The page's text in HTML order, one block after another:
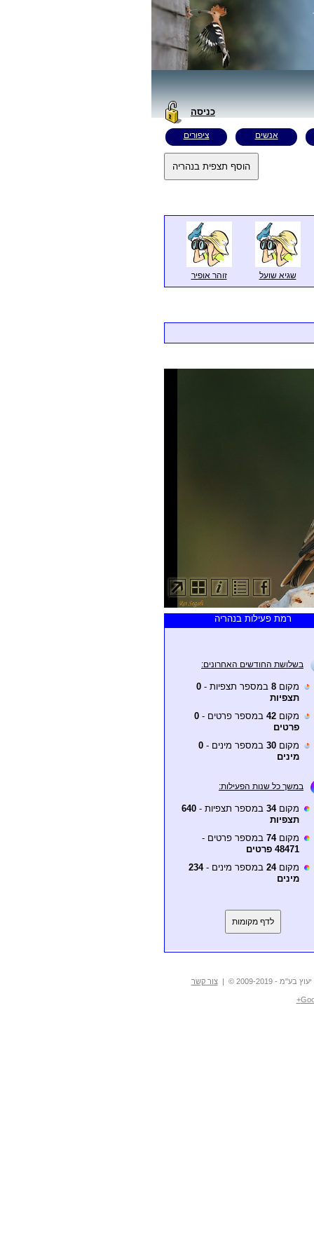
כניסה
אנשים ציפורים
שגיא שועל זוהר אופיר
רמת פעילות בנהריה
בשלושת החודשים האחרונים:
מקום 8 במספר תצפיות - 0
תצפיות
מקום 42 במספר פרטים - 0
פרטים
מקום 30 במספר מינים - 0
מינים
במשך כל שנות הפעילות:
מקום34 במספר תצפיות - 640
תצפיות
מקום74 במספר פרטים -
48471 פרטים
מקום24 במספר מינים -234
מינים
לדף מקומות
- 2009-2019 © | צור קשר